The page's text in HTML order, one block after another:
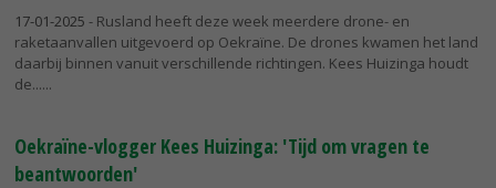
17-01-2025 - Rusland heeft deze week meerdere drone- en
raketaanvallen uitgevoerd op Oekraïne. De drones kwamen het land
daarbij binnen vanuit verschillende richtingen. Kees Huizinga houdt
de...
Oekraïne-vlogger Kees Huizinga: 'Tijd om vragen te
beantwoorden'